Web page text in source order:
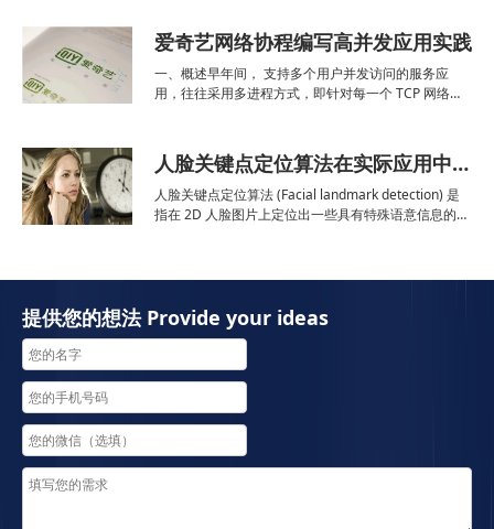
为代表的移动互联网大潮裹挟着加入了这次惊心动魄的
奇幻之旅，在线聊天、看视频、购物成为每一个国民的
日常标配。 ...
爱奇艺网络协程编写高并发应用实践
一、概述早年间， 支持多个用户并发访问的服务应
用，往往采用多进程方式，即针对每一个 TCP 网络连
服务器是基于多进程模式开发的 Ap
人脸关键点定位算法在实际应用中的经验总结
人脸关键点定位算法 (Facial landmark detection) 是
指在 2D 人脸图片上定位出一些具有特殊语意信息的
提供您的想法 Provide your ideas